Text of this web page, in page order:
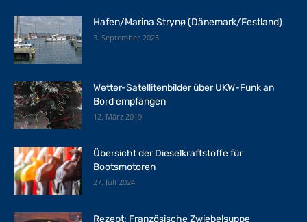
Hafen/Marina Strynø (Dänemark/Festland)
3. September 2025
Wetter-Satellitenbilder über UKW-Funk an
Bord empfangen
12. März 2019
Übersicht der Dieselkraftstoffe für
Bootsmotoren
27. Juli 2024
Rezept: Französische Zwiebelsuppe